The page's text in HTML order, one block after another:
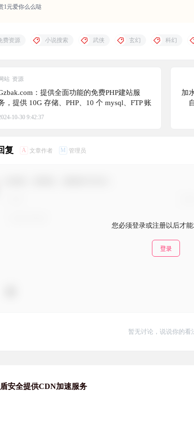
1元爱你么么哒
费资源 小说搜索 武侠 玄幻 科幻
站 资源
：提供全面功能的免费PHP建站服
，提供 10G 存储、PHP、10 个 mysql、FTP 账
、ssl 证书、10 个免费二级域名、邮件服务
10-30 9:42:37
加
复 A 文章作者 M 管理员
您必须登录或注册以后才
登录
暂无讨论，说说你的看
安全提供CDN加速服务